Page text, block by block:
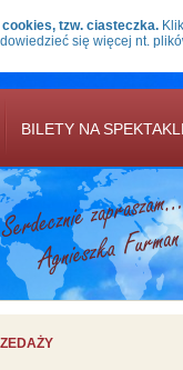
tzw. ciasteczka.
się więcej nt.
BILETY NA